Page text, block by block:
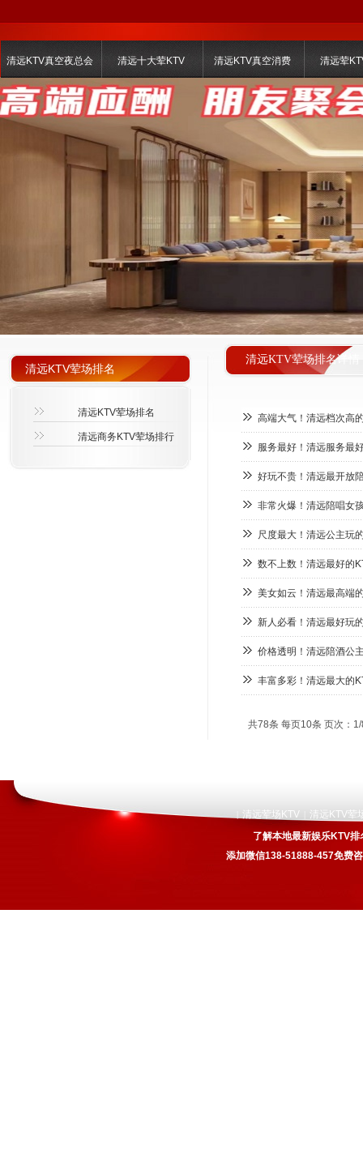
清远KTV真空夜总会 清远十大荤KTV 清远KTV真空消费 清远荤
清远KTV荤场排名详情
清远KTV荤场排名
清远KTV荤场排名
清远商务KTV荤场排行
高端大气！清远档次高
服务最好！清远服务最
好玩不贵！清远最开放
非常火爆！清远陪唱女
尺度最大！清远公主玩
数不上数！清远最好的
美女如云！清远最高端
新人必看！清远最好玩
价格透明！清远陪酒公
丰富多彩！清远最大的
共78条 每页10条 页次：
清远荤场KTV
清远KTV荤
了解本地最新娱乐KTV
添加微信138-51888-457免费